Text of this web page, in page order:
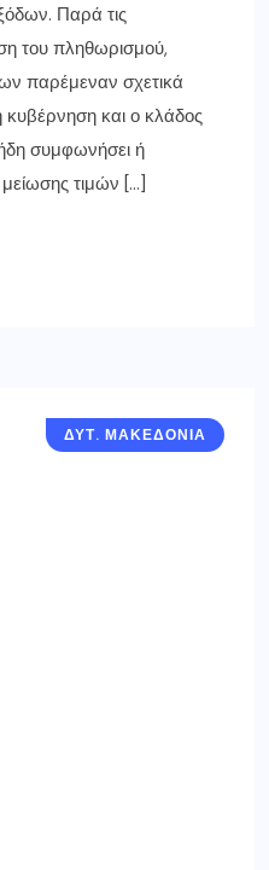
Παρά τις
του πληθωρισμού,
παρέμεναν σχετικά
κυβέρνηση και ο κλάδος
συμφωνήσει ή
τιμών […]
ΔΥΤ. ΜΑΚΕΔΟΝΙΑ